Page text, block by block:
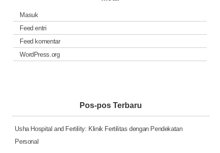
Masuk
Feed entri
Feed komentar
WordPress.org
Pos-pos Terbaru
Usha Hospital and Fertility: Klinik Fertilitas dengan Pendekatan
Personal